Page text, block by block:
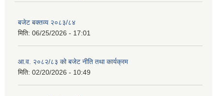
बजेट बक्तव्य २०८३/८४
मिति: 06/25/2026 - 17:01
आ.व. २०८२/८३ को बजेट नीति तथा कार्यक्रम
मिति: 02/20/2026 - 10:49